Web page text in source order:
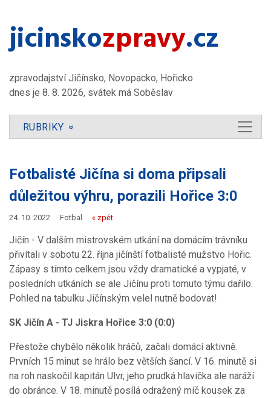
jicinsko​zpravy.cz
zpravodajství Jičínsko, Novopacko, Hořicko
dnes je 8. 8. 2026, svátek má Soběslav
RUBRIKY »
Fotbalisté Jičína si doma připsali
důležitou výhru, porazili Hořice 3:0
24. 10. 2022 Fotbal « zpět
Jičín - V dalším mistrovském utkání na domácím trávníku
přivítali v sobotu 22. října jičínští fotbalisté mužstvo Hořic.
Zápasy s tímto celkem jsou vždy dramatické a vypjaté, v
posledních utkáních se ale Jičínu proti tomuto týmu dařilo.
Pohled na tabulku Jičínským velel nutně bodovat!
SK Jičín A - TJ Jiskra Hořice 3:0 (0:0)
Přestože chybělo několik hráčů, začali domácí aktivně.
Prvních 15 minut se hrálo bez větších šancí. V 16. minutě si
na roh naskočil kapitán Ulvr, jeho prudká hlavička ale naráží
do obránce. V 18. minutě posílá odražený míč kousek za